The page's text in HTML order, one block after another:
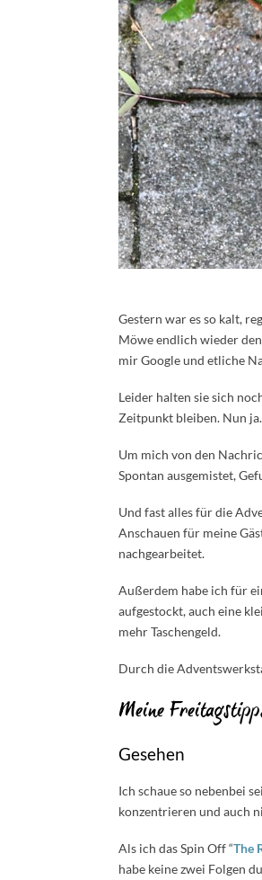
Gestern war es so kalt,
Möwe endlich wieder
mir Google und etliche
Leider halten sie sich
Zeitpunkt bleiben. Nun ja.
Um mich von den
Spontan ausgemistet,
Und fast alles für die
Anschauen für meine
nachgearbeitet.
Außerdem habe ich für
aufgestockt, auch eine
mehr Taschengeld.
Durch die
Meine
Gesehen
Ich schaue so nebenbei
konzentrieren und auch
Als ich das Spin Off “The
habe keine zwei Folgen